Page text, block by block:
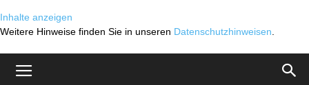
Inhalte anzeigen
Weitere Hinweise finden Sie in unseren Datenschutzhinweisen